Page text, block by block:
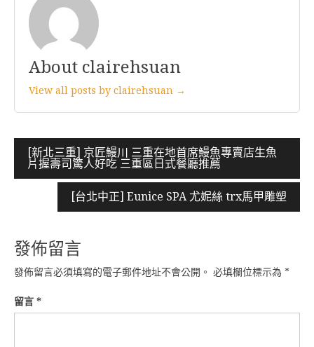
About clairehsuan
View all posts by clairehsuan →
文
章
[新北三重] 京匠鰻川 三重在地首席鰻魚專賣店生魚
片握壽司驚人好吃 三重區日式餐廳推薦
[台北中正] Eunice SPA 尤妮絲 trx馬甲雕塑
發佈留言
發佈留言必須填寫的電子郵件地址不會公開。 必填欄位標示為 *
留言 *